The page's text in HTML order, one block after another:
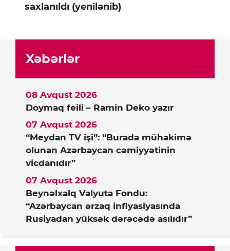
saxlanıldı (yenilənib)
Xəbərlər
Doymaq feili – Ramin Deko yazır
08 Avqust 2026
“Meydan TV işi”: “Burada mühakimə
olunan Azərbaycan cəmiyyətinin
vicdanıdır”
07 Avqust 2026
Beynəlxalq Valyuta Fondu:
“Azərbaycan ərzaq inflyasiyasında
Rusiyadan yüksək dərəcədə asılıdır”
07 Avqust 2026